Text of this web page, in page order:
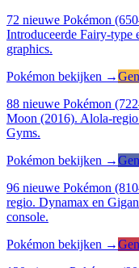
72 nieuwe Pokémon
Introduceerde Fairy-
graphics.
Pokémon bekijken →
88 nieuwe Pokémon
Moon (2016). Alola-
Gyms.
Pokémon bekijken →
96 nieuwe Pokémon
regio. Dynamax en
console.
Pokémon bekijken →